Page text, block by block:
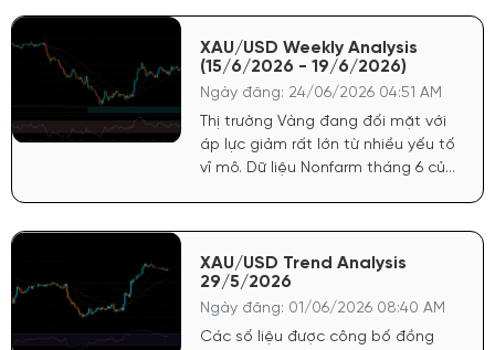
XAU/USD Weekly Analysis
(15/6/2026 - 19/6/2026)
Ngày đăng: 24/06/2026 04:51 AM
Thị trường Vàng đang đối mặt với
áp lực giảm rất lớn từ nhiều yếu tố
vĩ mô. Dữ liệu Nonfarm tháng 6 của
Điều này khiến FED có cơ sở vững
chắc để trì hoãn lộ trình nới lỏng
tiền tệ, trực tiếp tước đi động lực
tăng giá mạnh nhất của vàng.
XAU/USD Trend Analysis
29/5/2026
Ngày đăng: 01/06/2026 08:40 AM
Các số liệu được công bố đồng